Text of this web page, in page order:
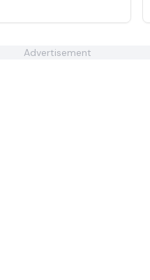
Advertisement